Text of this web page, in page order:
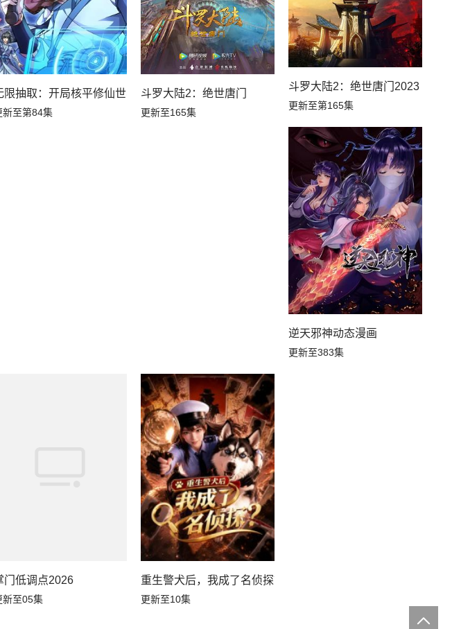
限抽取：开局核平修仙世界动态漫画
新至第84集
斗罗大陆2：绝世唐门
更新至165集
斗罗大陆2：绝世唐门2023
更新至第165集
逆天邪神动态漫画
更新至383集
门低调点2026
新至05集
重生警犬后，我成了名侦探？
更新至10集